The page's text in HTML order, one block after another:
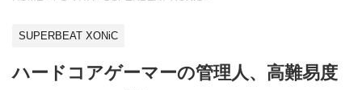
SUPERBEAT XONiC
ハードコアゲーマーの管理人、高難易度